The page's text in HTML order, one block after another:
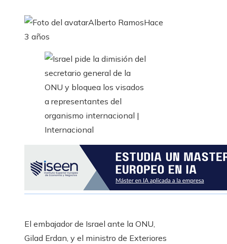
Alberto RamosHace
3 años
El embajador de Israel ante la ONU,
Gilad Erdan, y el ministro de Exteriores